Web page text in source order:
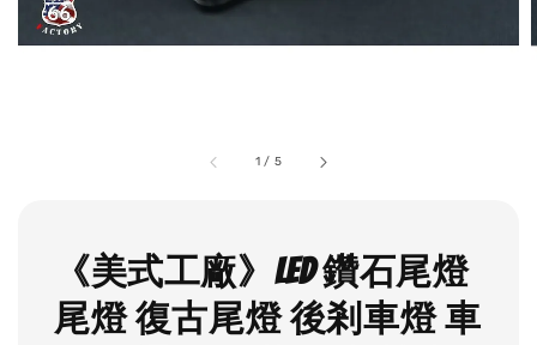
1 / 5
《美式工廠》LED 鑽石尾燈
尾燈 復古尾燈 後剎車燈 車